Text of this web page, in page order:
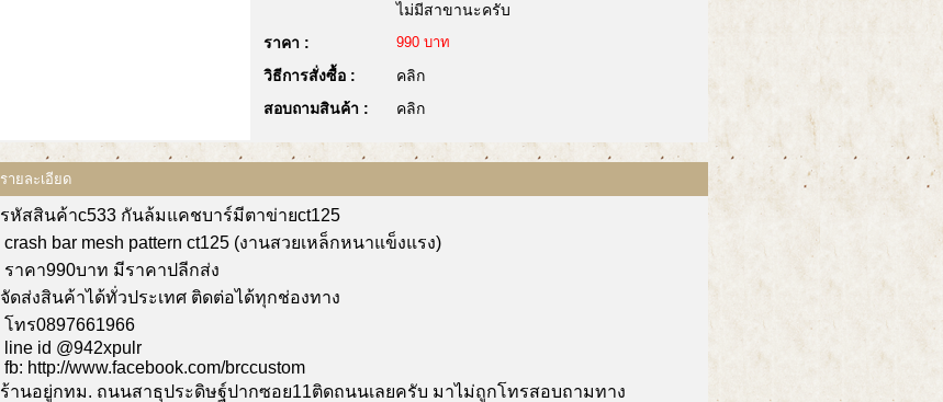
ไม่มีสาขานะครับ
ราคา :
990 บาท
วิธีการสั่งซื้อ :
คลิก
สอบถามสินค้า :
คลิก
รายละเอียด
รหัสสินค้าc533 กันล้มแคชบาร์มีตาข่ายct125
crash bar mesh pattern ct125(งานสวยเหล็กหนาแข็งแรง)
ราคา990บาท มีราคาปลีกส่ง
จัดส่งสินค้าได้ทั่วประเทศ ติดต่อได้ทุกช่องทาง
โทร0897661966
line id @942xpulr
fb: http://www.facebook.com/brccustom
ร้านอยู่กทม. ถนนสาธุประดิษฐ์ปากซอย11ติดถนนเลยครับ มาไม่ถูกโทรสอบถามทาง